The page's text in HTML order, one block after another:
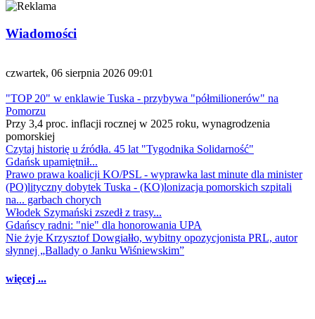
Wiadomości
czwartek, 06 sierpnia 2026 09:01
"TOP 20" w enklawie Tuska - przybywa "półmilionerów" na
Pomorzu
Przy 3,4 proc. inflacji rocznej w 2025 roku, wynagrodzenia
pomorskiej
Czytaj historię u źródła. 45 lat "Tygodnika Solidarność"
Gdańsk upamiętnił...
Prawo prawa koalicji KO/PSL - wyprawka last minute dla minister
(PO)lityczny dobytek Tuska - (KO)lonizacja pomorskich szpitali
na... garbach chorych
Włodek Szymański zszedł z trasy...
Gdańscy radni: "nie" dla honorowania UPA
Nie żyje Krzysztof Dowgiałło, wybitny opozycjonista PRL, autor
słynnej „Ballady o Janku Wiśniewskim”
więcej ...